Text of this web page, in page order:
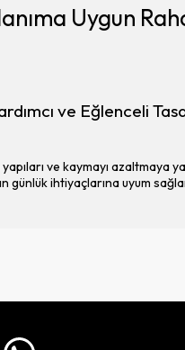
Uygun
ve Eğlenceli
ve kaymayı azaltmaya
günlük ihtiyaçlarına uyum